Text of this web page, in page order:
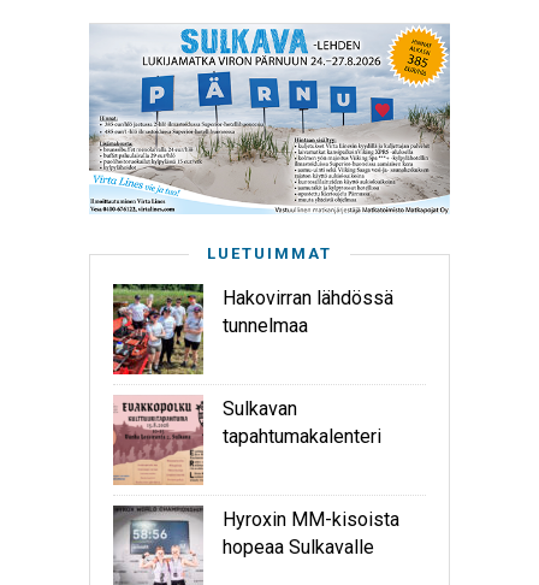
LUETUIMMAT
Hakovirran lähdössä
tunnelmaa
Sulkavan
tapahtumakalenteri
Hyroxin MM-kisoista
hopeaa Sulkavalle